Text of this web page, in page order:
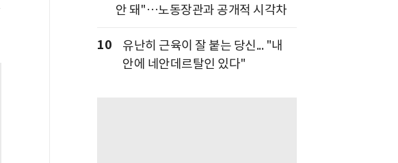
안 돼"…노동장관과 공개적 시각차
10
유난히 근육이 잘 붙는 당신... "내
안에 네안데르탈인 있다"